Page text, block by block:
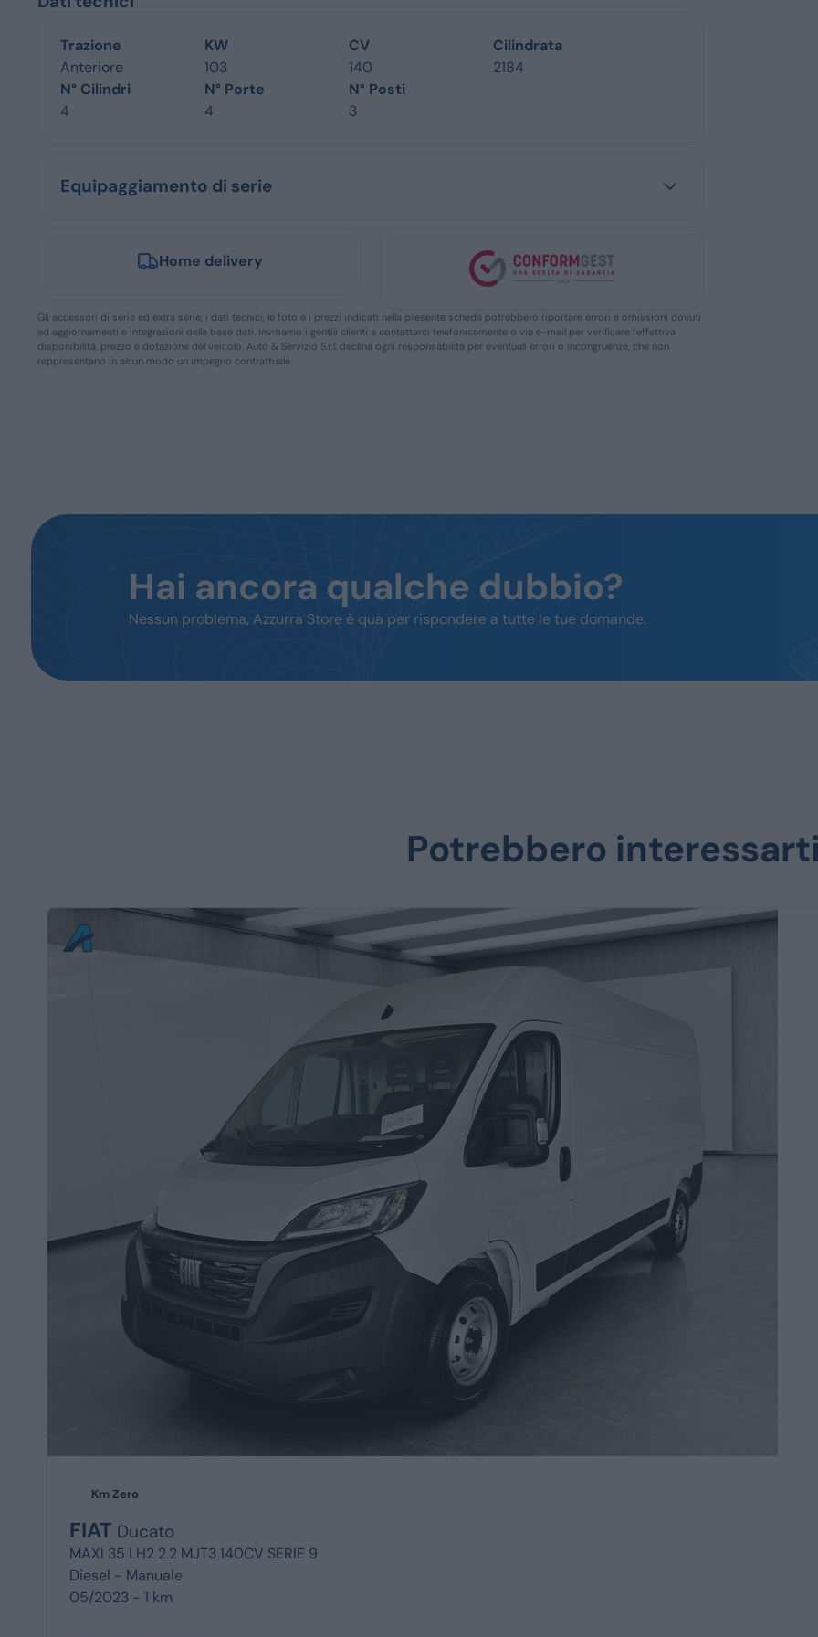
Trazione
Anteriore
KW
103
CV
140
Cilindrata
2184
N° Cilindri
4
N° Porte
4
N° Posti
3
Equipaggiamento di serie
Home delivery
Gli accessori di serie ed extra serie, i dati tecnici, le foto e i prezzi indicati nella presente scheda potrebbero riportare errori e omissioni dovuti
ad aggiornamenti e integrazioni della base dati. Invitiamo i gentili clienti a contattarci telefonicamente o via e-mail per verificare l’effettiva
disponibilità, prezzo e dotazione del veicolo. Auto & Servizio S.r.l. declina ogni responsabilità per eventuali errori o incongruenze, che non
reppresentano in alcun modo un impegno contrattuale.
Hai ancora qualche dubbio?
Nessun problema, Azzurra Store è qua per rispondere a tutte le tue domande.
Potrebbero
Km Zero
FIAT Ducato
MAXI 35 LH2 2.2 MJT3 140CV SERIE 9
Diesel - Manuale
05/2023 - 1 km